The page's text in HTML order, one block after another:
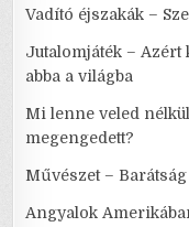
Vadító éjszakák –
Jutalomjáték –
abba a világba
Mi lenne veled
megengedett?
Művészet –
Angyalok